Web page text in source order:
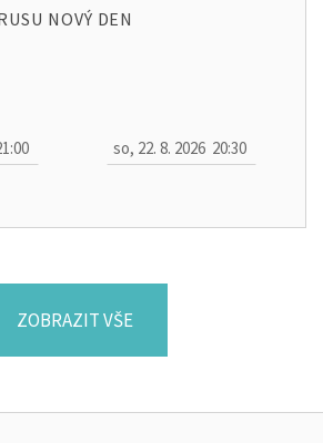
NOVÝ DEN
so, 22. 8. 2026 20:30
ZOBRAZIT VŠE